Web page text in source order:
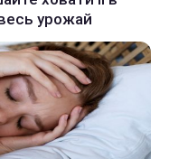
урожай